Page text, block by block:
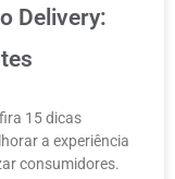
Delivery:
15 dicas
a experiência
consumidores.